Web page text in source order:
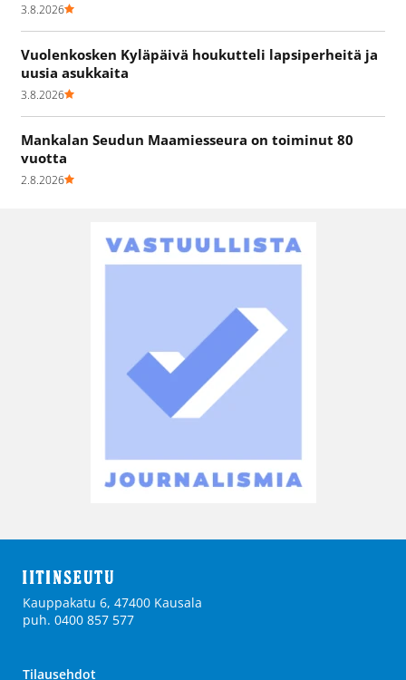
3.8.2026
Vuolenkosken Kyläpäivä houkutteli lapsiperheitä ja
uusia asukkaita
3.8.2026
Mankalan Seudun Maamiesseura on toiminut 80
vuotta
2.8.2026
Kauppakatu 6, 47400 Kausala
puh. 0400 857 577
Tilausehdot